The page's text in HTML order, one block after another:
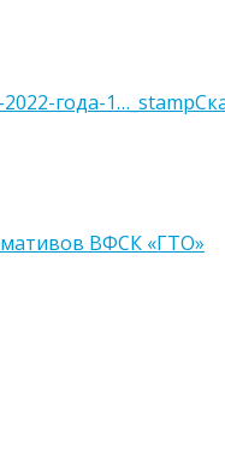
года-1…_stamp
ВФСК «ГТО»